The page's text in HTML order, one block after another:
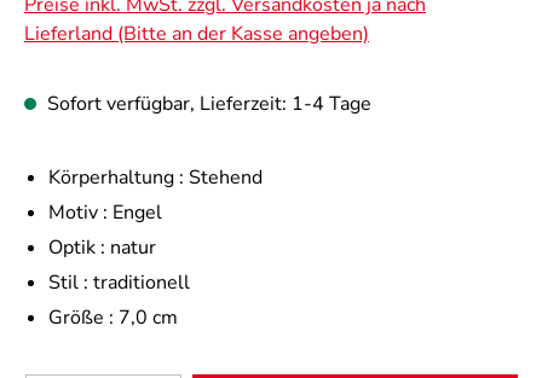
Lieferland (Bitte an der Kasse angeben)
Sofort verfügbar, Lieferzeit: 1-4 Tage
Körperhaltung : Stehend
Motiv : Engel
Optik : natur
Stil : traditionell
Größe : 7,0 cm